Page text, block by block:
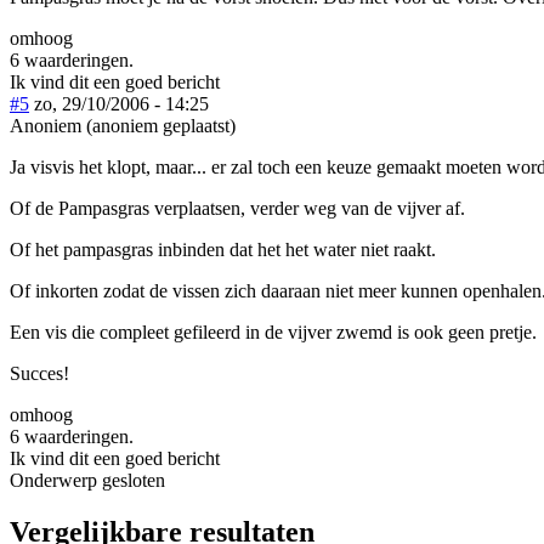
omhoog
6 waarderingen.
Ik vind dit een goed bericht
#5 zo, 29/10/2006 - 14:25
Anoniem (anoniem geplaatst)
Ja visvis het klopt, maar... er zal toch een keuze gemaakt moeten
Of de Pampasgras verplaatsen, verder weg van de vijver af.
Of het pampasgras inbinden dat het het water niet raakt.
Of inkorten zodat de vissen zich daaraan niet meer kunnen openhalen.
Een vis die compleet gefileerd in de vijver zwemd is ook geen pretje.
Succes!
omhoog
6 waarderingen.
Ik vind dit een goed bericht
Onderwerp gesloten
Vergelijkbare resultaten